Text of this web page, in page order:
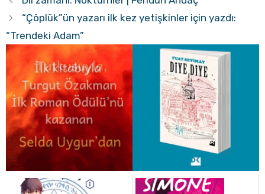
“Çöplük”ün yazarı ilk kez yetişkinler için yazdı:
“Trendeki Adam”